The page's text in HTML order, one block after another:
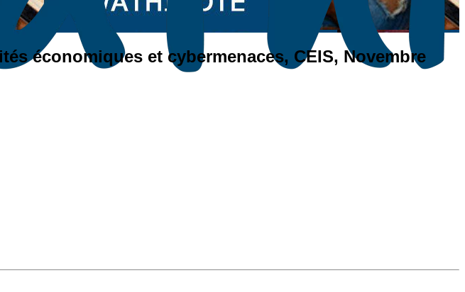
économiques et cybermenaces, CEIS, Novembre